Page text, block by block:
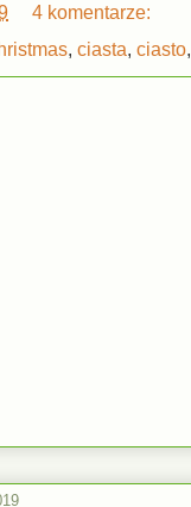
4 komentarze:
, ciasta, ciasto,